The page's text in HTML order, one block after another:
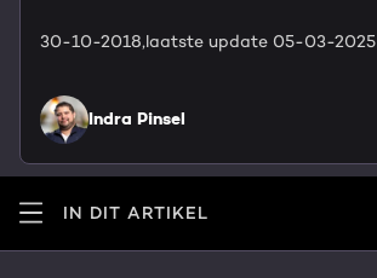
Digital marketing
Content & design
HubSpot partner
Awards
HubSpot video's
Kennisbank
30-10-2018,laatste update 05-03-2025
Indra Pinsel
IN DIT ARTIKEL